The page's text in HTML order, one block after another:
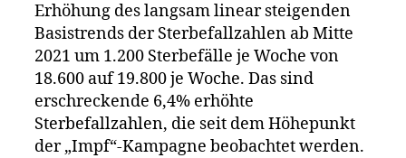
Erhöhung des langsam linear steigenden
Basistrends der Sterbefallzahlen ab Mitte
2021 um 1.200 Sterbefälle je Woche von
18.600 auf 19.800 je Woche. Das sind
erschreckende 6,4% erhöhte
Sterbefallzahlen, die seit dem Höhepunkt
der „Impf“-Kampagne beobachtet werden.